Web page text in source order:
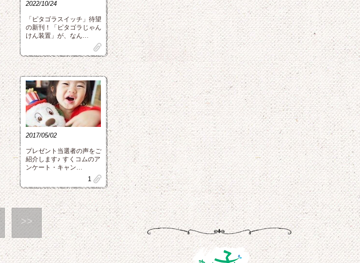
2022/10/24
「ピタゴラスイッチ」待望
の新刊！「ピタゴラじゃん
けん装置」が、なん…
clip
2017/05/02
プレゼント当選者の声をご
紹介します♪ すくコムのア
ンケート・キャン…
clip
1
>>